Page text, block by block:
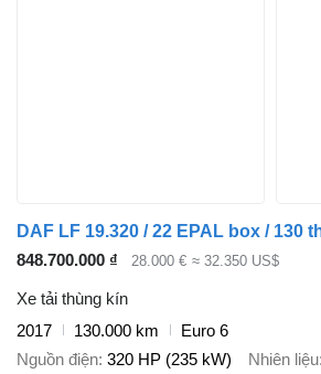
DAF LF 19.320 / 22 EPAL box / 130
848.700.000 ₫
28.000 € ≈ 32.350 US$
Xe tải thùng kín
2017
130.000 km
Euro 6
Nguồn điện 320 HP (235 kW) Nhiên liệu